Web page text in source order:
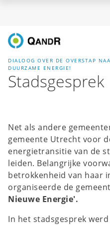
DIALOOG OVER DE OVERSTAP
DUURZAME ENERGIE!
Stadsgesprek
Net als andere
gemeente Utrecht voor
energietransitie van de
leiden. Belangrijke
betrokkenheid van haar
organiseerde de
Nieuwe Energie'.
In het stadsgesprek